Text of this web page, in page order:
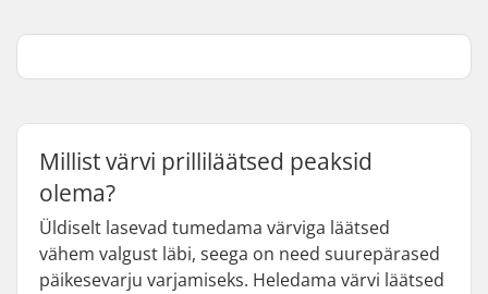
Millist värvi prilliläätsed peaksid
olema?
Üldiselt lasevad tumedama värviga läätsed
vähem valgust läbi, seega on need suurepärased
päikesevarju varjamiseks. Heledama värvi läätsed